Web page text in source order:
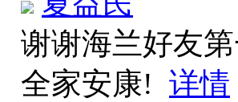
谢谢海兰好友
全家安康! 详情